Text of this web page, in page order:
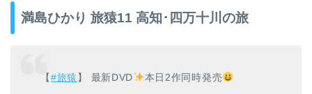
満島ひかり 旅猿11 高知･四万十川の旅
【#旅猿 】 最新DVD 本日2作同時発売